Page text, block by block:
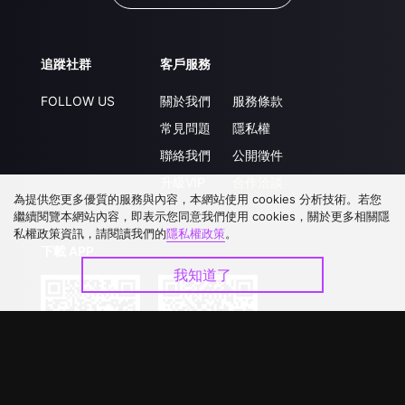
追蹤社群
FOLLOW US
客戶服務
關於我們
常見問題
聯絡我們
服務條款
隱私權
公開徵件
為提供您更多優質的服務與內容，本網站使用 cookies 分析技術。若您
繼續閱覽本網站內容，即表示您同意我們使用 cookies，關於更多相關隱
私權政策資訊，請閱讀我們的隱私權政策。
我知道了